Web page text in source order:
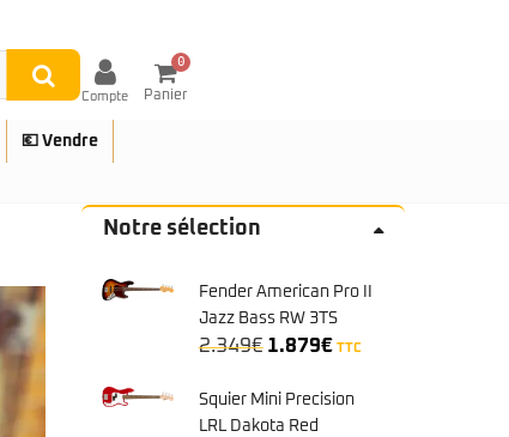
Compte
0
Panier
💶 Vendre
Notre sélection
Fender American Pro II
Jazz Bass RW 3TS
Sunburst
2.349€ Le
initial
était :
1.879€Le
actuel
TTC
Squier Mini Precision
LRL Dakota Red